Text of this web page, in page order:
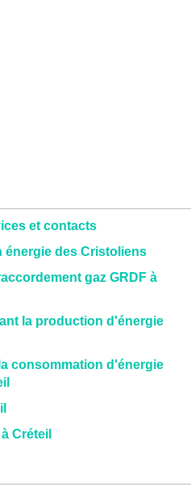
et contacts
énergie des Cristoliens
gaz GRDF à
la production d'énergie
consommation d'énergie
Créteil